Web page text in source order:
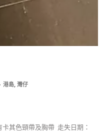
港島, 灣仔
其色頸帶及胸帶 ​ 走失日期：